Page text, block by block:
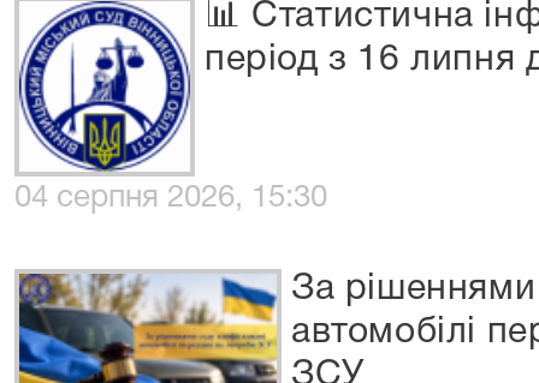
📊 Статистична
період з 16 липня
04 серпня 2026, 15:30
За рішеннями
автомобілі
ЗСУ